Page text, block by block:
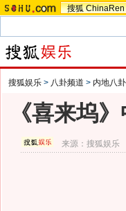
搜狐 ChinaRen
搜狐娱乐 > 八卦频道 > 内地八卦
《喜来坞
来源：搜狐娱乐